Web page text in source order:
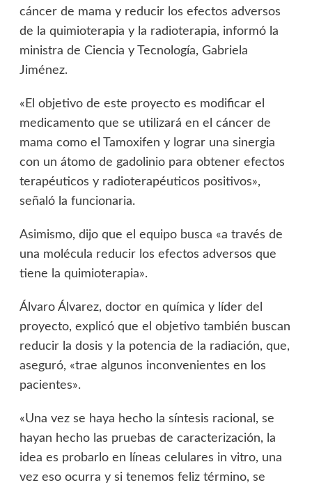
cáncer de mama y reducir los efectos adversos
de la quimioterapia y la radioterapia, informó la
ministra de Ciencia y Tecnología, Gabriela
Jiménez.
«El objetivo de este proyecto es modificar el
medicamento que se utilizará en el cáncer de
mama como el Tamoxifen y lograr una sinergia
con un átomo de gadolinio para obtener efectos
terapéuticos y radioterapéuticos positivos»,
señaló la funcionaria.
Asimismo, dijo que el equipo busca «a través de
una molécula reducir los efectos adversos que
tiene la quimioterapia».
Álvaro Álvarez, doctor en química y líder del
proyecto, explicó que el objetivo también buscan
reducir la dosis y la potencia de la radiación, que,
aseguró, «trae algunos inconvenientes en los
pacientes».
«Una vez se haya hecho la síntesis racional, se
hayan hecho las pruebas de caracterización, la
idea es probarlo en líneas celulares in vitro, una
vez eso ocurra y si tenemos feliz término, se